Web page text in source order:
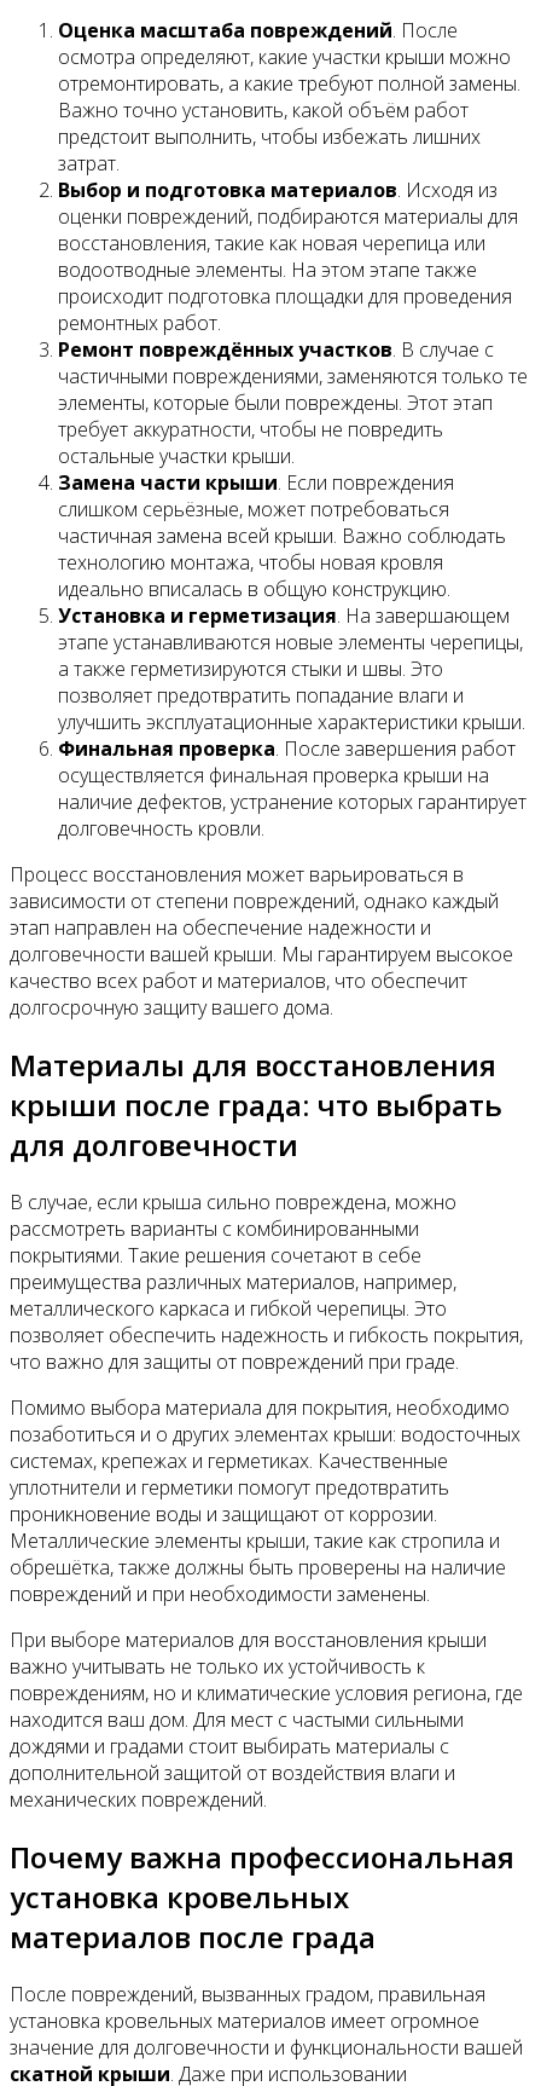
Оценка масштаба повреждений. После
осмотра определяют, какие участки крыши можно
отремонтировать, а какие требуют полной замены.
Важно точно установить, какой объём работ
предстоит выполнить, чтобы избежать лишних
затрат.
Выбор и подготовка материалов. Исходя из
оценки повреждений, подбираются материалы для
восстановления, такие как новая черепица или
водоотводные элементы. На этом этапе также
происходит подготовка площадки для проведения
ремонтных работ.
Ремонт повреждённых участков. В случае с
частичными повреждениями, заменяются только те
элементы, которые были повреждены. Этот этап
требует аккуратности, чтобы не повредить
остальные участки крыши.
Замена части крыши. Если повреждения
слишком серьёзные, может потребоваться
частичная замена всей крыши. Важно соблюдать
технологию монтажа, чтобы новая кровля
идеально вписалась в общую конструкцию.
Установка и герметизация. На завершающем
этапе устанавливаются новые элементы черепицы,
а также герметизируются стыки и швы. Это
позволяет предотвратить попадание влаги и
улучшить эксплуатационные характеристики крыши.
Финальная проверка. После завершения работ
осуществляется финальная проверка крыши на
наличие дефектов, устранение которых гарантирует
долговечность кровли.
Процесс восстановления может варьироваться в
зависимости от степени повреждений, однако каждый
этап направлен на обеспечение надежности и
долговечности вашей крыши. Мы гарантируем высокое
качество всех работ и материалов, что обеспечит
долгосрочную защиту вашего дома.
Материалы для восстановления
крыши после града: что выбрать
для долговечности
В случае, если крыша сильно повреждена, можно
рассмотреть варианты с комбинированными
покрытиями. Такие решения сочетают в себе
преимущества различных материалов, например,
металлического каркаса и гибкой черепицы. Это
позволяет обеспечить надежность и гибкость покрытия,
что важно для защиты от повреждений при граде.
Помимо выбора материала для покрытия, необходимо
позаботиться и о других элементах крыши: водосточных
системах, крепежах и герметиках. Качественные
уплотнители и герметики помогут предотвратить
проникновение воды и защищают от коррозии.
Металлические элементы крыши, такие как стропила и
обрешётка, также должны быть проверены на наличие
повреждений и при необходимости заменены.
При выборе материалов для восстановления крыши
важно учитывать не только их устойчивость к
повреждениям, но и климатические условия региона, где
находится ваш дом. Для мест с частыми сильными
дождями и градами стоит выбирать материалы с
дополнительной защитой от воздействия влаги и
механических повреждений.
Почему важна профессиональная
установка кровельных
материалов после града
После повреждений, вызванных градом, правильная
установка кровельных материалов имеет огромное
значение для долговечности и функциональности вашей
скатной крыши. Даже при использовании